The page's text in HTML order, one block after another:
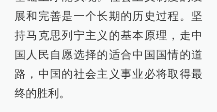
展和完善是一个长期的历史过程。坚
持马克思列宁主义的基本原理，走中
国人民自愿选择的适合中国国情的道
路，中国的社会主义事业必将取得最
终的胜利。